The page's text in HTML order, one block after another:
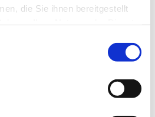
die Sie ihnen bereitgestellt